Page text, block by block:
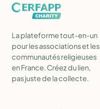
La plateforme tout-en-un
pour les associations et les
communautés religieuses
en France. Créez du lien,
pas juste de la collecte.